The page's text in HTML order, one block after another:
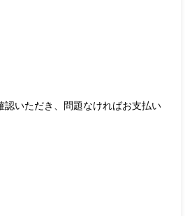
認いただき、問題なければお支払い